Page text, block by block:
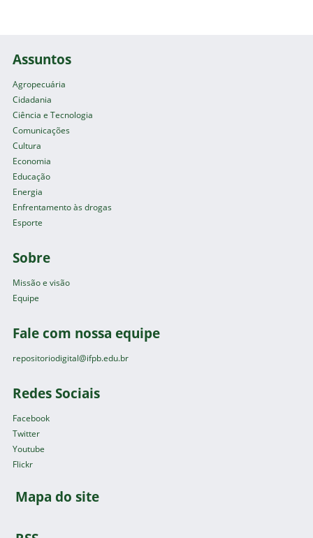
Assuntos
Agropecuária
Cidadania
Ciência e Tecnologia
Comunicações
Cultura
Economia
Educação
Energia
Enfrentamento às drogas
Esporte
Sobre
Missão e visão
Equipe
Fale com nossa equipe
repositoriodigital@ifpb.edu.br
Redes Sociais
Facebook
Twitter
Youtube
Flickr
Mapa do site